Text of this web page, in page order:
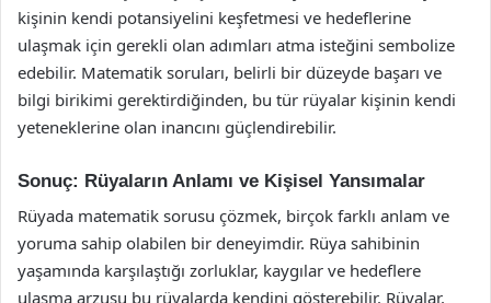
kişinin kendi potansiyelini keşfetmesi ve hedeflerine
ulaşmak için gerekli olan adımları atma isteğini sembolize
edebilir. Matematik soruları, belirli bir düzeyde başarı ve
bilgi birikimi gerektirdiğinden, bu tür rüyalar kişinin kendi
yeteneklerine olan inancını güçlendirebilir.
Sonuç: Rüyaların Anlamı ve Kişisel Yansımalar
Rüyada matematik sorusu çözmek, birçok farklı anlam ve
yoruma sahip olabilen bir deneyimdir. Rüya sahibinin
yaşamında karşılaştığı zorluklar, kaygılar ve hedeflere
ulaşma arzusu bu rüyalarda kendini gösterebilir. Rüyalar,